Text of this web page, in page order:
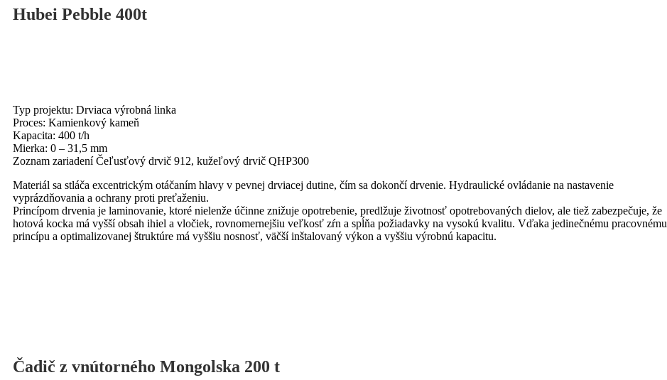
Hubei Pebble 400t
Typ projektu: Drviaca výrobná linka
Proces: Kamienkový kameň
Kapacita: 400 t/h
Mierka: 0 – 31,5 mm
Zoznam zariadení Čeľusťový drvič 912, kužeľový drvič QHP300
Materiál sa stláča excentrickým otáčaním hlavy v pevnej drviacej dutine, čím sa dokončí drvenie. Hydraulické ovládanie na nastavenie
vyprázdňovania a ochrany proti preťaženiu.
Princípom drvenia je laminovanie, ktoré nielenže účinne znižuje opotrebenie, predlžuje životnosť opotrebovaných dielov, ale tiež zabezpečuje, že
hotová kocka má vyšší obsah ihiel a vločiek, rovnomernejšiu veľkosť zŕn a spĺňa požiadavky na vysokú kvalitu. Vďaka jedinečnému pracovnému
princípu a optimalizovanej štruktúre má vyššiu nosnosť, väčší inštalovaný výkon a vyššiu výrobnú kapacitu.
Čadič z vnútorného Mongolska 200 t